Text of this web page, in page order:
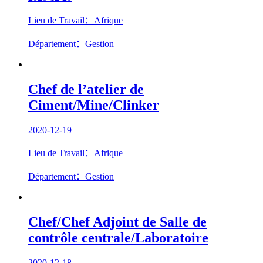
Lieu de Travail：Afrique
Département：Gestion
Chef de l’atelier de
Ciment/Mine/Clinker
2020-12-19
Lieu de Travail：Afrique
Département：Gestion
Chef/Chef Adjoint de Salle de
contrôle centrale/Laboratoire